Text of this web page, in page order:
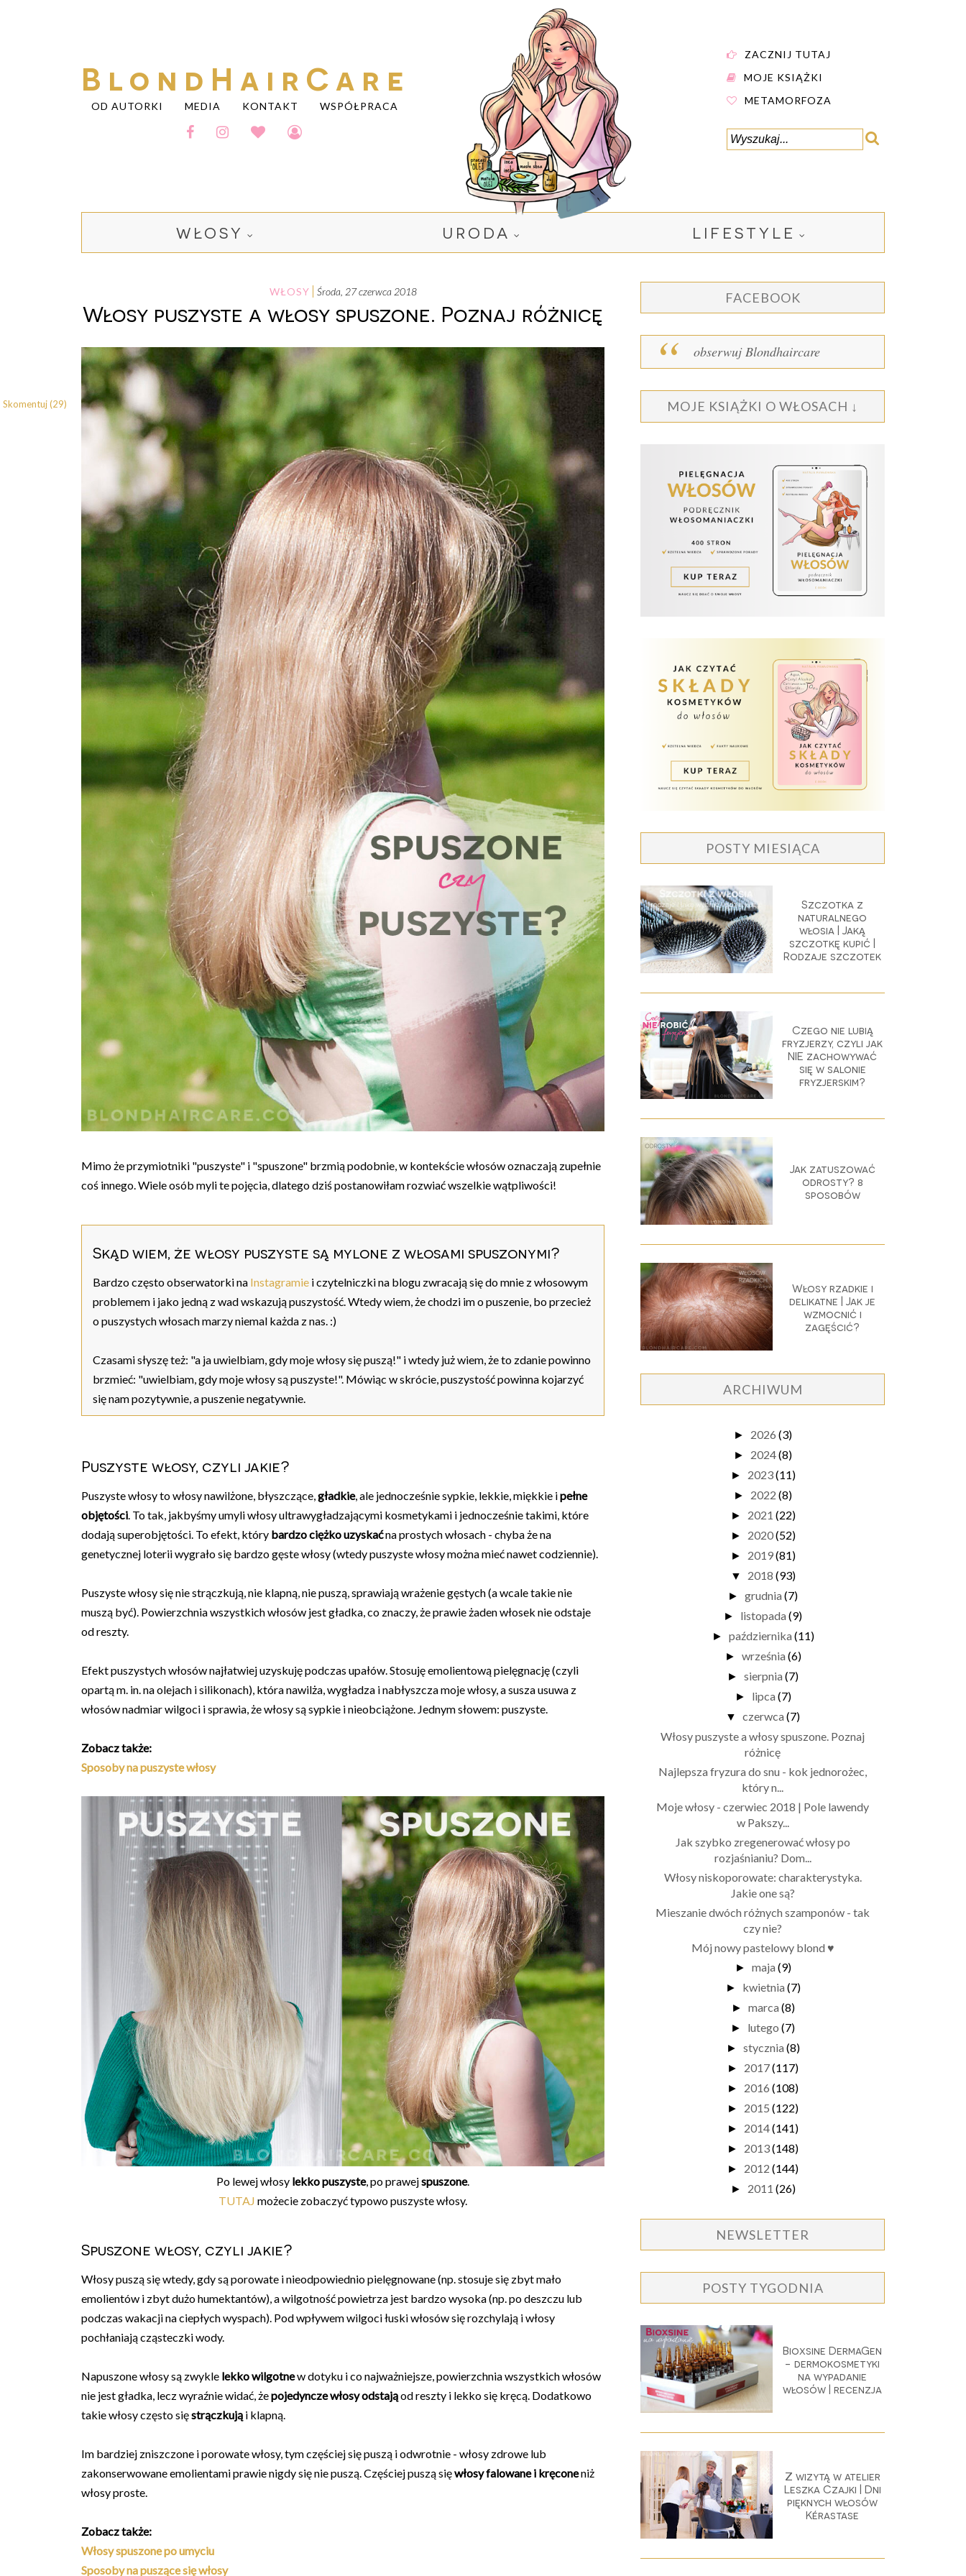
BlondHairCare
OD AUTORKI MEDIA KONTAKT WSPÓŁPRACA
ZACZNIJ TUTAJ
MOJE KSIĄŻKI
METAMORFOZA
WŁOSY URODA LIFESTYLE
WŁOSY środa, 27 czerwca 2018
Włosy puszyste a włosy spuszone. Poznaj różnicę
Mimo że przymiotniki "puszyste" i "spuszone" brzmią podobnie, w kontekście włosów oznaczają zupełnie
coś innego. Wiele osób myli te pojęcia, dlatego dziś postanowiłam rozwiać wszelkie wątpliwości!
Skąd wiem, że włosy puszyste są mylone z włosami spuszonymi?
Bardzo często obserwatorki na Instagramie i czytelniczki na blogu zwracają się do mnie z włosowym
problemem i jako jedną z wad wskazują puszystość. Wtedy wiem, że chodzi im o puszenie, bo przecież
o puszystych włosach marzy niemal każda z nas. :)
Czasami słyszę też: "a ja uwielbiam, gdy moje włosy się puszą!" i wtedy już wiem, że to zdanie powinno
brzmieć: "uwielbiam, gdy moje włosy są puszyste!". Mówiąc w skrócie, puszystość powinna kojarzyć
się nam pozytywnie, a puszenie negatywnie.
Puszyste włosy, czyli jakie?
Puszyste włosy to włosy nawilżone, błyszczące,gładkie, ale jednocześnie sypkie, lekkie, miękkie ipełne
objętości. To tak, jakbyśmy umyli włosy ultrawygładzającymi kosmetykami i jednocześnie takimi, które
dodają superobjętości. To efekt, który bardzo ciężko uzyskaćna prostych włosach - chyba że na
genetycznej loterii wygrało się bardzo gęste włosy (wtedy puszyste włosy można mieć nawet codziennie).
Puszyste włosy się nie strączkują, nie klapną, nie puszą, sprawiają wrażenie gęstych (a wcale takie nie
muszą być). Powierzchnia wszystkich włosów jest gładka, co znaczy, że prawie żaden włosek nie odstaje
od reszty.
Efekt puszystych włosów najłatwiej uzyskuję podczas upałów. Stosuję emolientową pielęgnację (czyli
opartą m. in. na olejach i silikonach), która nawilża, wygładza i nabłyszcza moje włosy, a susza usuwa z
włosów nadmiar wilgoci i sprawia, że włosy są sypkie i nieobciążone. Jednym słowem: puszyste.
Zobacz także:
Sposoby na puszyste włosy
Po lewej włosy lekko puszyste, po prawejspuszone.
TUTAJ możecie zobaczyć typowo puszyste włosy.
Spuszone włosy, czyli jakie?
Włosy puszą się wtedy, gdy są porowate i nieodpowiednio pielęgnowane (np. stosuje się zbyt mało
emolientów i zbyt dużo humektantów), a wilgotność powietrza jest bardzo wysoka (np. po deszczu lub
podczas wakacji na ciepłych wyspach). Pod wpływem wilgoci łuski włosów się rozchylają i włosy
pochłaniają cząsteczki wody.
Napuszone włosy są zwykle lekko wilgotnew dotyku i co najważniejsze, powierzchnia wszystkich włosów
nie jest gładka, lecz wyraźnie widać, żepojedyncze włosy odstająod reszty i lekko się kręcą. Dodatkowo
takie włosy często sięstrączkują i klapną.
Im bardziej zniszczone i porowate włosy, tym częściej się puszą i odwrotnie - włosy zdrowe lub
zakonserwowane emolientami prawie nigdy się nie puszą. Częściej puszą sięwłosy falowane i kręconeniż
włosy proste.
Zobacz także:
Włosy spuszone po umyciu
Sposoby na puszące się włosy
Skomentuj (29)
FACEBOOK
obserwuj Blondhaircare
MOJE KSIĄŻKI O WŁOSACH ↓
POSTY MIESIĄCA
Szczotka z
naturalnego
włosia | Jaką
szczotkę kupić |
Rodzaje szczotek
Czego nie lubią
fryzjerzy, czyli jak
NIE zachowywać
się w salonie
fryzjerskim?
Jak zatuszować
odrosty? 8
sposobów
Włosy rzadkie i
delikatne | Jak je
wzmocnić i
zagęścić?
ARCHIWUM
► 2026 (3)
► 2024(8)
► 2023(11)
► 2022 (8)
► 2021 (22)
► 2020(52)
► 2019(81)
▼ 2018 (93)
► grudnia (7)
► listopada (9)
► października (11)
► września (6)
► sierpnia (7)
► lipca (7)
▼ czerwca (7)
Włosy puszyste a włosy spuszone. Poznaj
różnicę
Najlepsza fryzura do snu - kok jednorożec,
który n...
Moje włosy - czerwiec 2018 | Pole lawendy
w Pakszy...
Jak szybko zregenerować włosy po
rozjaśnianiu? Dom...
Włosy niskoporowate: charakterystyka.
Jakie one są?
Mieszanie dwóch różnych szamponów - tak
czy nie?
Mój nowy pastelowy blond ♥
► maja (9)
► kwietnia (7)
► marca (8)
► lutego (7)
► stycznia (8)
► 2017(117)
► 2016 (108)
► 2015 (122)
► 2014(141)
► 2013(148)
► 2012 (144)
► 2011 (26)
NEWSLETTER
POSTY TYGODNIA
Bioxsine DermaGen
- dermokosmetyki
na wypadanie
włosów | recenzja
Z wizytą w atelier
Leszka Czajki | Dni
pięknych włosów
Kérastase